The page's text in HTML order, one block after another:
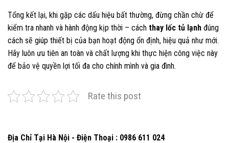
Tổng kết lại, khi gặp các dấu hiệu bất thường, đừng chần chừ để
kiểm tra nhanh và hành động kịp thời – cách thay lốc tủ lạnh đúng
cách sẽ giúp thiết bị của bạn hoạt động ổn định, hiệu quả như mới.
Hãy luôn ưu tiên an toàn và chất lượng khi thực hiện công việc này
để bảo vệ quyền lợi tối đa cho chính mình và gia đình.
Rate this post
Địa Chỉ Tại Hà Nội - Điện Thoại : 0986 611 024